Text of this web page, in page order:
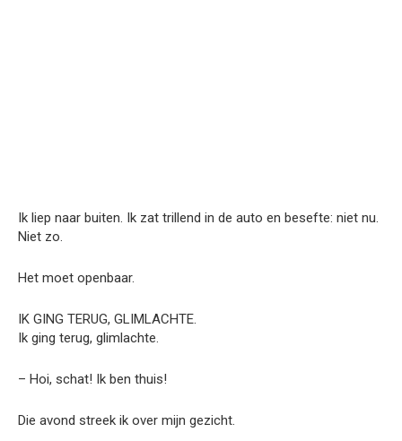
Ik liep naar buiten. Ik zat trillend in de auto en besefte: niet nu.
Niet zo.
Het moet openbaar.
IK GING TERUG, GLIMLACHTE.
Ik ging terug, glimlachte.
– Hoi, schat! Ik ben thuis!
Die avond streek ik over mijn gezicht.